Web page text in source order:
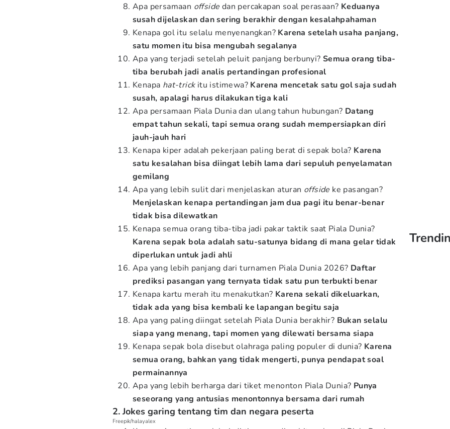
Apa persamaan offside dan percakapan soal perasaan? Keduanya
susah dijelaskan dan sering berakhir dengan kesalahpahaman
Kenapa gol itu selalu menyenangkan? Karena setelah usaha panjang,
satu momen itu bisa mengubah segalanya
Apa yang terjadi setelah peluit panjang berbunyi? Semua orang tiba-
tiba berubah jadi analis pertandingan profesional
Kenapa hat-trickitu istimewa? Karena mencetak satu gol saja sudah
susah, apalagi harus dilakukan tiga kali
Apa persamaan Piala Dunia dan ulang tahun hubungan? Datang
empat tahun sekali, tapi semua orang sudah mempersiapkan diri
jauh-jauh hari
Kenapa kiper adalah pekerjaan paling berat di sepak bola? Karena
satu kesalahan bisa diingat lebih lama dari sepuluh penyelamatan
gemilang
Apa yang lebih sulit dari menjelaskan aturan offside ke pasangan?
Menjelaskan kenapa pertandingan jam dua pagi itu benar-benar
tidak bisa dilewatkan
Kenapa semua orang tiba-tiba jadi pakar taktik saat Piala Dunia?
Karena sepak bola adalah satu-satunya bidang di mana gelar tidak
diperlukan untuk jadi ahli
Apa yang lebih panjang dari turnamen Piala Dunia 2026? Daftar
prediksi pasangan yang ternyata tidak satu pun terbukti benar
Kenapa kartu merah itu menakutkan? Karena sekali dikeluarkan,
tidak ada yang bisa kembali ke lapangan begitu saja
Apa yang paling diingat setelah Piala Dunia berakhir? Bukan selalu
siapa yang menang, tapi momen yang dilewati bersama siapa
Kenapa sepak bola disebut olahraga paling populer di dunia? Karena
semua orang, bahkan yang tidak mengerti, punya pendapat soal
permainannya
Apa yang lebih berharga dari tiket menonton Piala Dunia? Punya
seseorang yang antusias menontonnya bersama dari rumah
2. Jokes garing tentang tim dan negara peserta
Freepik/halayalex